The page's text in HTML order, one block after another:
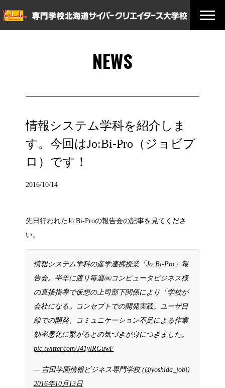
NEWS
情報システム学科を紹介しま
す。今回はJo:Bi-Pro（ジョビプ
ロ）です！
2016/10/14
先日行われたJo:Bi-Proの報告会の記事を見てくださ
い。
情報システム学科の産学連携授業「Jo:Bi-Pro」報
告会。半年に渡り毎週㈱コンピュータビジネス様
の直接指導で仮想の上司部下関係により「学校が
会社になる」コンセプトでの開発実践。ユーザ目
線での開発、コミュニケーション不足による作業
効率悪化に繋がるとの気づきが身につきました。
pic.twitter.com/J41ylRGuwF
— 吉田学園情報ビジネス専門学校 (@yoshida_jobi)
2016年10月13日